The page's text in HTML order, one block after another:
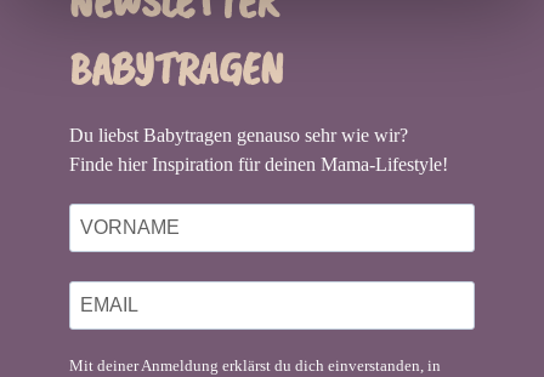
BABYTRAGEN
Du liebst Babytragen genauso sehr wie wir?
Finde hier Inspiration für deinen Mama-Lifestyle!
Mit deiner Anmeldung erklärst du dich einverstanden, in